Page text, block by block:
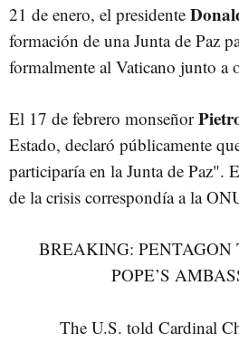
21 de enero, el presidente
formación de una Junta de Paz
formalmente al Vaticano junto a
El 17 de febrero monseñor
Estado, declaró públicamente
participaría en la Junta de Paz".
de la crisis correspondía a la
BREAKING: PENTAGON
POPE’S
The U.S. told Cardinal